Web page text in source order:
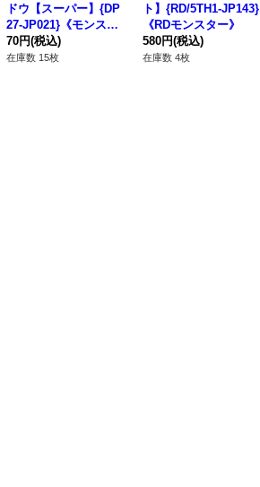
ドウ【スーパー】{DP
27-JP021}《モンスタ
ー》
70円(税込)
在庫数 15枚
ト】{RD/5TH1-JP143}
《RDモンスター》
580円(税込)
在庫数 4枚